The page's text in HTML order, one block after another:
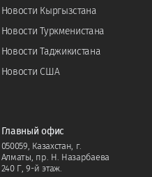
Новости Кыргызстана
Новости Туркменистана
Новости Таджикистана
Новости США
Главный офис
050059, Казахстан, г.
Алматы, пр. Н. Назарбаева
240 Г, 9-й этаж.